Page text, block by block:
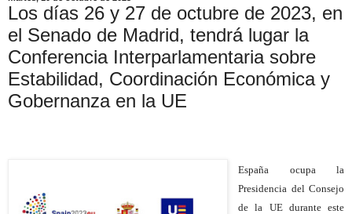
Los días 26 y 27 de octubre de 2023, en
el Senado de Madrid, tendrá lugar la
Conferencia Interparlamentaria sobre
Estabilidad, Coordinación Económica y
Gobernanza en la UE
España ocupa la
Presidencia del Consejo
de la UE durante este